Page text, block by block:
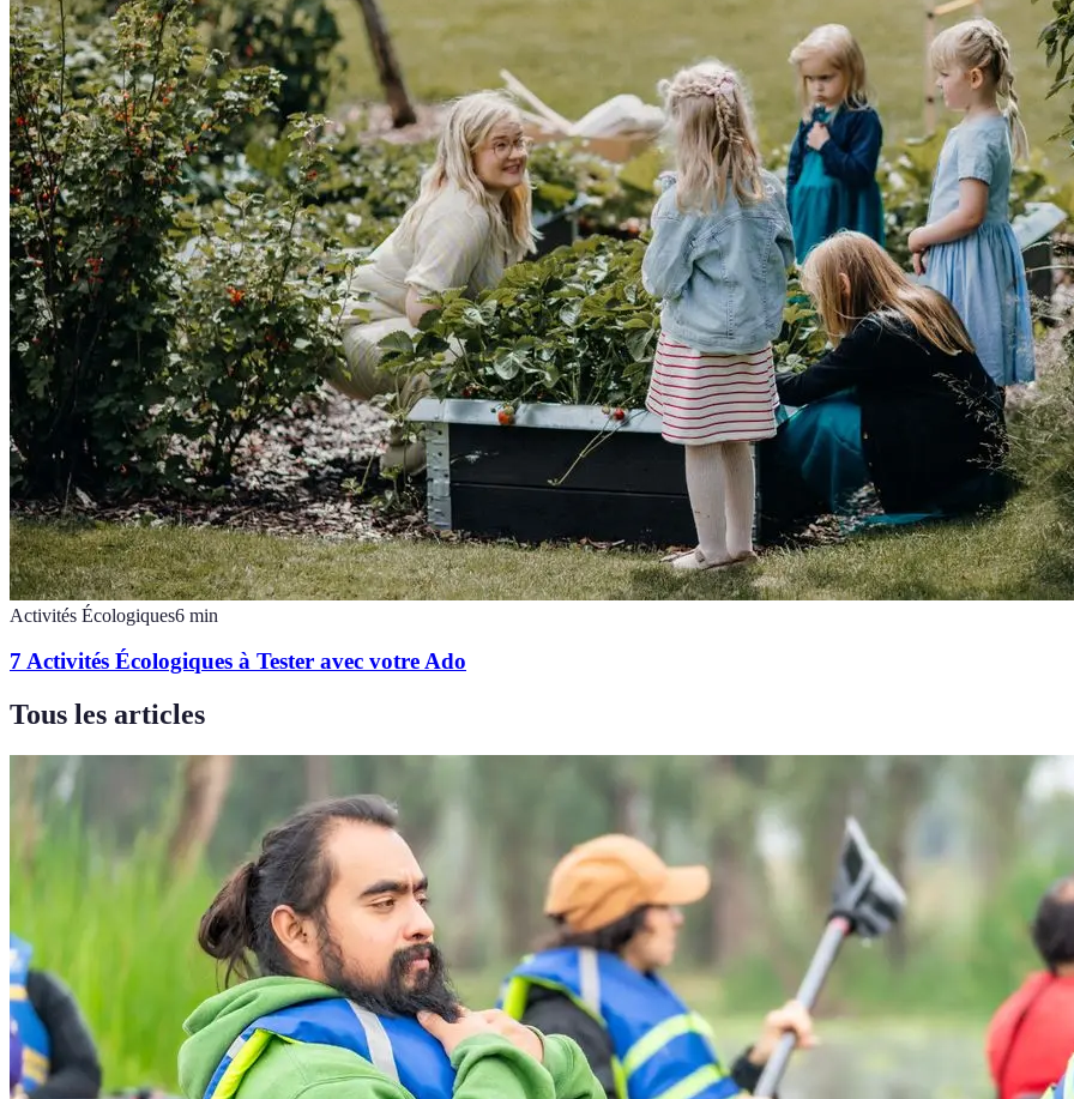
Activités Écologiques6 min
7 Activités Écologiques à Tester avec votre Ado
Tous les articles